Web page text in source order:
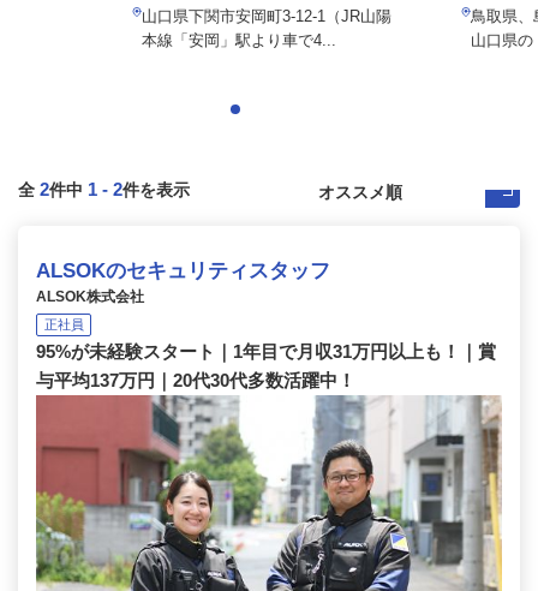
山口県下関市安岡町3-12-1（JR山陽
本線「安岡」駅より車で4...
鳥取県
山口県
全 2件中 1 - 2件を表示
ALSOKのセキュリティスタッフ
ALSOK株式会社
正社員
95%が未経験スタート｜1年目で月収31万円以上も！｜賞
与平均137万円｜20代30代多数活躍中！